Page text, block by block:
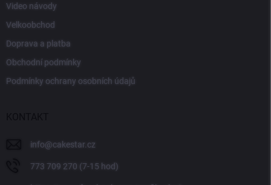
Video návody
Velkoobchod
Doprava a platba
Obchodní podmínky
Podmínky ochrany osobních údajů
info@cakestar.cz
773 709 270 (7-15 hod)